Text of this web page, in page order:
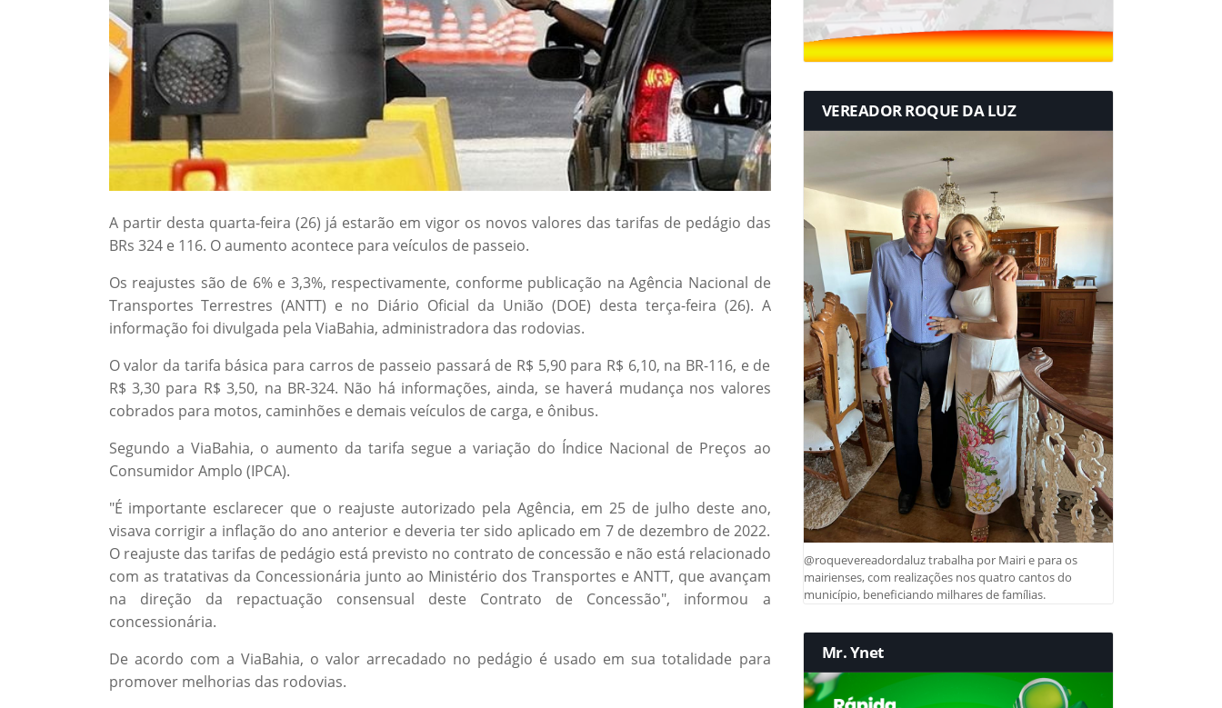
A partir desta quarta-feira (26) já estarão em vigor os novos valores das tarifas de pedágio das
BRs 324 e 116. O aumento acontece para veículos de passeio.
Os reajustes são de 6% e 3,3%, respectivamente, conforme publicação na Agência Nacional de
Transportes Terrestres (ANTT) e no Diário Oficial da União (DOE) desta terça-feira (26). A
informação foi divulgada pela ViaBahia, administradora das rodovias.
O valor da tarifa básica para carros de passeio passará de R$ 5,90 para R$ 6,10, na BR-116, e de
R$ 3,30 para R$ 3,50, na BR-324. Não há informações, ainda, se haverá mudança nos valores
cobrados para motos, caminhões e demais veículos de carga, e ônibus.
Segundo a ViaBahia, o aumento da tarifa segue a variação do Índice Nacional de Preços ao
Consumidor Amplo (IPCA).
"É importante esclarecer que o reajuste autorizado pela Agência, em 25 de julho deste ano,
visava corrigir a inflação do ano anterior e deveria ter sido aplicado em 7 de dezembro de 2022.
O reajuste das tarifas de pedágio está previsto no contrato de concessão e não está relacionado
com as tratativas da Concessionária junto ao Ministério dos Transportes e ANTT, que avançam
na direção da repactuação consensual deste Contrato de Concessão", informou a
concessionária.
De acordo com a ViaBahia, o valor arrecadado no pedágio é usado em sua totalidade para
promover melhorias das rodovias.
VEREADOR ROQUE DA LUZ
@roquevereadordaluz trabalha por Mairi e para os
mairienses, com realizações nos quatro cantos do
município, beneficiando milhares de famílias.
Mr. Ynet